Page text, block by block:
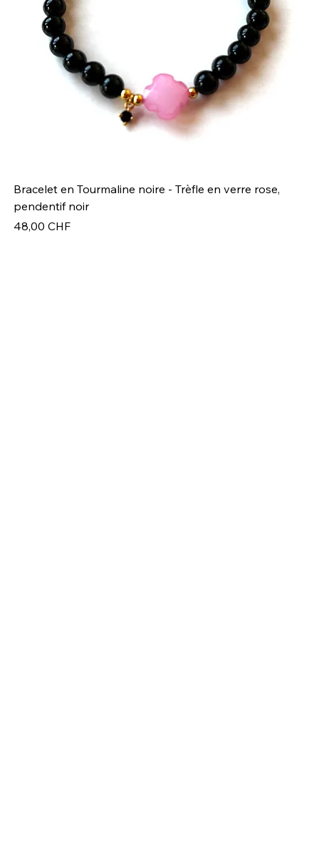
Bracelet en Tourmaline noire - Trèfle en verre rose,
pendentif noir
Prix
48,00 CHF